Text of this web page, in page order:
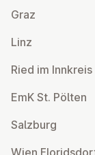
Graz
Linz
Ried im Innkreis
EmK St. Pölten
Salzburg
Wien